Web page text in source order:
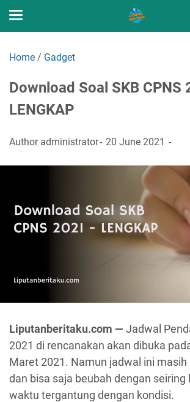
Home / Gadget
Download Soal SKB CPNS
LENGKAP
Author administrator 20 June 2021
Liputanberitaku.com — Jadwal
2021 di rencanakan akan dibuka
Maret 2021. Namun jadwal ini
dan bisa saja beubah dengan seiring
waktu tergantung dengan kondisi.